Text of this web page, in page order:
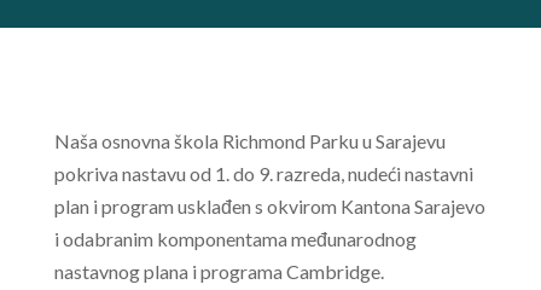
Naša osnovna škola Richmond Parku u Sarajevu
pokriva nastavu od 1. do 9. razreda, nudeći nastavni
plan i program usklađen s okvirom Kantona Sarajevo
i odabranim komponentama međunarodnog
nastavnog plana i programa Cambridge.